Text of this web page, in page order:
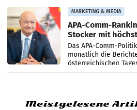
Grafenegg
MARKETING & MEDIA
APA-Comm-
Stocker mit
im Juli
Das APA-Comm-
monatlich die
österreichischen
analysiert, welche
Meistgelesene